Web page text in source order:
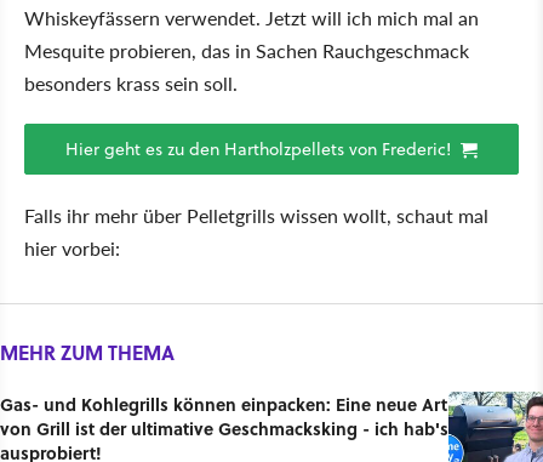
Whiskeyfässern verwendet. Jetzt will ich mich mal an
Mesquite probieren, das in Sachen Rauchgeschmack
besonders krass sein soll.
Hier geht es zu den Hartholzpellets von Frederic!
Falls ihr mehr über Pelletgrills wissen wollt, schaut mal
hier vorbei:
MEHR ZUM THEMA
Gas- und Kohlegrills können einpacken: Eine neue Art
von Grill ist der ultimative Geschmacksking - ich hab's
ausprobiert!